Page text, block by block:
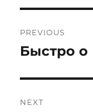
PREVIOUS
Previous
Быстро о
NEXT